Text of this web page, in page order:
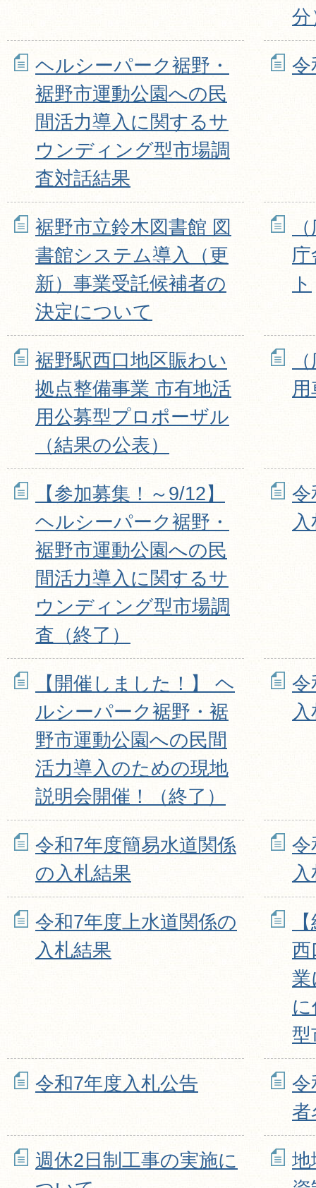
分
ヘルシーパーク裾野・
裾野市運動公園への民
間活力導入に関するサ
ウンディング型市場調
査対話結果
令
裾野市立鈴木図書館 図
書館システム導入（更
新）事業受託候補者の
決定について
ト
裾野駅西口地区賑わい
拠点整備事業 市有地活
用公募型プロポーザル
（結果の公表）
【参加募集！～9/12】
ヘルシーパーク裾野・
裾野市運動公園への民
間活力導入に関するサ
ウンディング型市場調
査（終了）
令
【開催しました！】 ヘ
ルシーパーク裾野・裾
野市運動公園への民間
活力導入のための現地
説明会開催！（終了）
令
令和7年度簡易水道関係
の入札結果
令
令和7年度上水道関係の
入札結果
西
業
型
令和7年度入札公告
令
者
週休2日制工事の実施に
地